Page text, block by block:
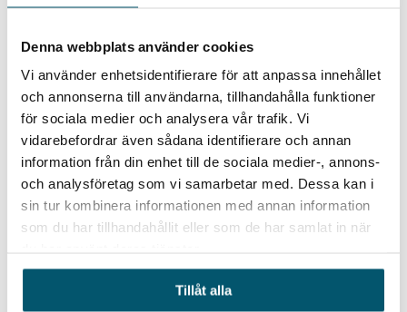
Denna webbplats använder cookies
Vi använder enhetsidentifierare för att anpassa innehållet
och annonserna till användarna, tillhandahålla funktioner
för sociala medier och analysera vår trafik. Vi
vidarebefordrar även sådana identifierare och annan
information från din enhet till de sociala medier-, annons-
och analysföretag som vi samarbetar med. Dessa kan i
sin tur kombinera informationen med annan information
som du har tillhandahållit eller som de har samlat in när
Tillåt alla
invasion av Ukraina. Sedan dess har de
europeiska länderna försökt minimera sin
internationella...
Update 25 August
Six months after the start of the latest Russian
invasion, Ukraine celebrated the 31st
August with air sirens alerts sounding across
the country. The celebration was marred by the